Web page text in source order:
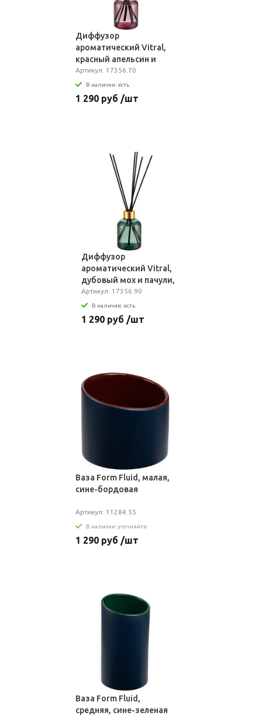
Диффузор
ароматический Vitral,
красный апельсин и
базилик, фиолетовый
Артикул: 17356.70
В наличии: есть
1 290 руб /шт
Диффузор
ароматический Vitral,
дубовый мох и пачули,
зеленый
Артикул: 17356.90
В наличии: есть
1 290 руб /шт
Ваза Form Fluid, малая,
сине-бордовая
Артикул: 11284.55
В наличии: уточняйте
1 290 руб /шт
Ваза Form Fluid,
средняя, сине-зеленая